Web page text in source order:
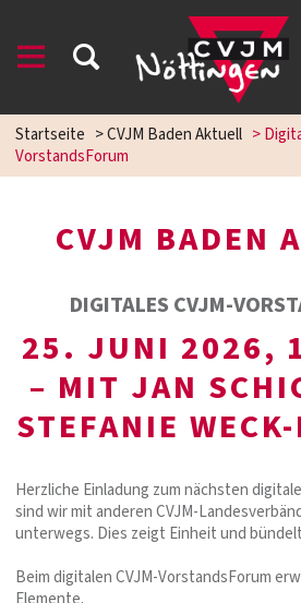
Startseite >CVJM Baden Aktuell >
VorstandsForum
CVJM BADEN
DIGITALES CVJM-
25. JUNI 2026,
– MIT JAN
STEFANIE
Herzliche Einladung zum nächsten
sind wir mit anderen CVJM-
unterwegs. Dies zeigt Einheit und
Beim digitalen CVJM-VorstandsForum